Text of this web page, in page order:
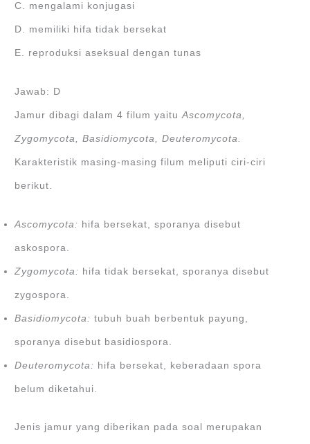
C. mengalami konjugasi
D. memiliki hifa tidak bersekat
E. reproduksi aseksual dengan tunas
Jawab: D
Jamur dibagi dalam 4 filum yaituAscomycota,
Zygomycota, Basidiomycota, Deuteromycota.
Karakteristik masing-masing filum meliputi ciri-ciri
berikut.
Ascomycota: hifa bersekat, sporanya disebut
askospora.
Zygomycota: hifa tidak bersekat, sporanya disebut
zygospora.
Basidiomycota: tubuh buah berbentuk payung,
sporanya disebut basidiospora.
Deuteromycota: hifa bersekat, keberadaan spora
belum diketahui.
Jenis jamur yang diberikan pada soal merupakan